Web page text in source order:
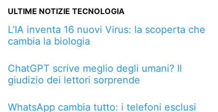
ULTIME NOTIZIE TECNOLOGIA
L’IA inventa 16 nuovi Virus: la scoperta che
cambia la biologia
ChatGPT scrive meglio degli umani? Il
giudizio dei lettori sorprende
WhatsApp cambia tutto: i telefoni esclusi